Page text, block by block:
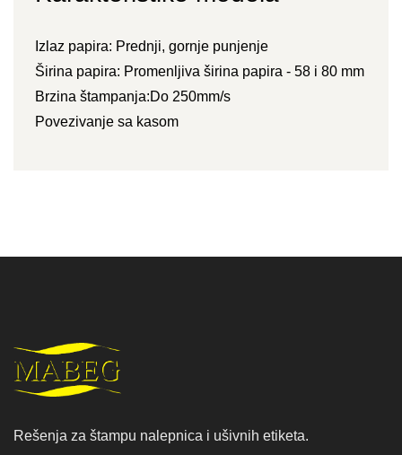
Izlaz papira: Prednji, gornje punjenje
Širina papira: Promenljiva širina papira - 58 i 80 mm
Brzina štampanja:Do 250mm/s
Povezivanje sa kasom
Rešenja za štampu nalepnica i ušivnih etiketa.